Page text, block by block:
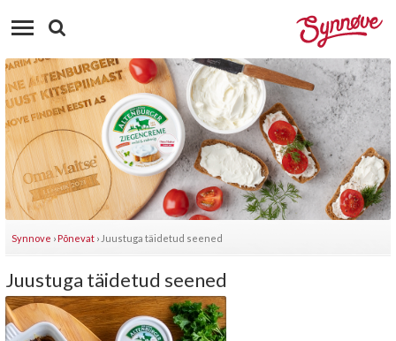
Synnove ›Põnevat › Juustuga täidetud seened
Juustuga täidetud seened